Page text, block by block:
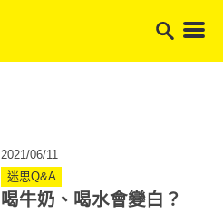
2021/06/11
迷思Q&A
喝牛奶、喝水會變白？